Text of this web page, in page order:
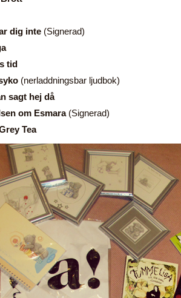
dig inte (Signerad)
tid
(nerladdningsbar ljudbok)
sagt hej då
om Esmara (Signerad)
Tea